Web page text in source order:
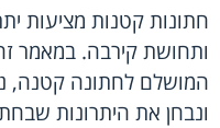
חתונות קטנות מציעות
ותחושת קירבה. במאמר
המושלם לחתונה קטנה,
ונבחן את היתרונות